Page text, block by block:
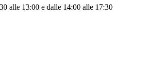
alle 13:00 e dalle 14:00 alle 17:30